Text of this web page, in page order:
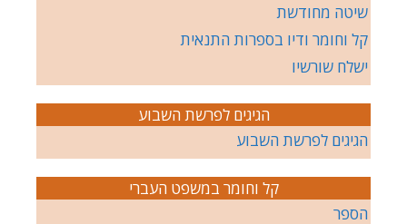
שיטה מחודשת
קל וחומר ודיו בספרות התנאית
ישלח שורשיו
הגיגים לפרשת השבוע
הגיגים לפרשת השבוע
קל וחומר במשפט העברי
הספר